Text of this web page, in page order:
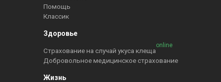
Помощь
Классик
Здоровье
Страхование на случай укуса клеща
online
Добровольное медицинское страхование
Жизнь